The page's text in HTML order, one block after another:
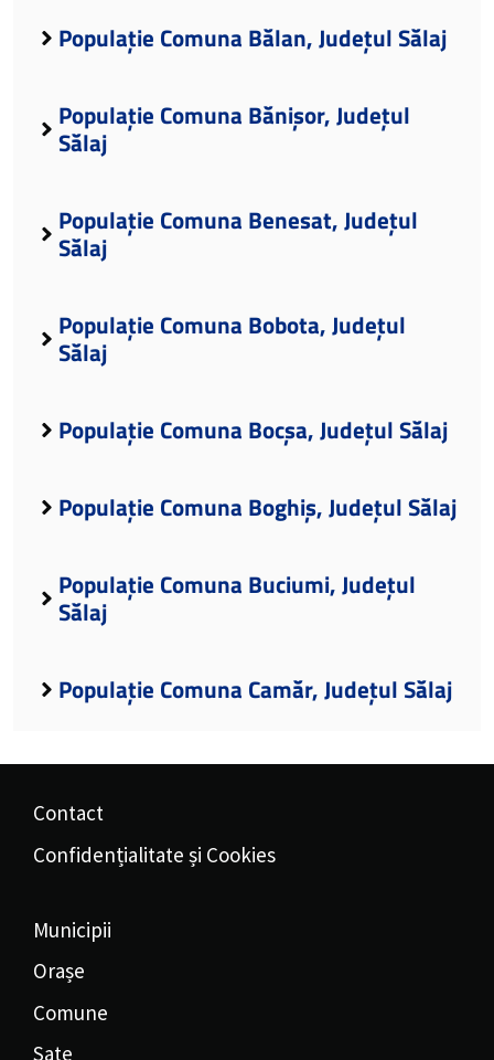
Populație Comuna Bălan, Județul Sălaj
Populație Comuna Bănișor, Județul
Sălaj
Populație Comuna Benesat, Județul
Sălaj
Populație Comuna Bobota, Județul
Sălaj
Populație Comuna Bocșa, Județul Sălaj
Populație Comuna Boghiș, Județul Sălaj
Populație Comuna Buciumi, Județul
Sălaj
Populație Comuna Camăr, Județul Sălaj
Contact
Confidențialitate și Cookies
Municipii
Orașe
Comune
Sate